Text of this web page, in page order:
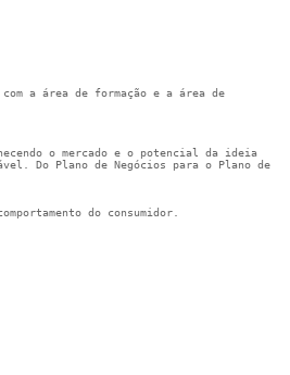
a área de formação e a área de
o mercado e o potencial da ideia
Do Plano de Negócios para o Plano de
do consumidor.